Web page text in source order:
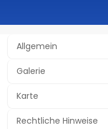
Allgemein
Galerie
Karte
Rechtliche Hinweise